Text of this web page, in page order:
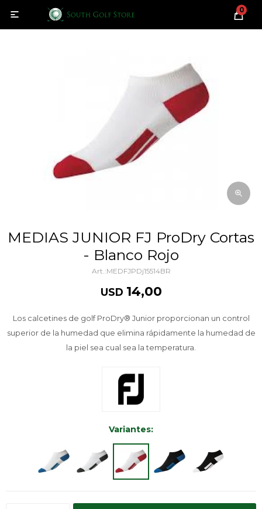
0

MEDIAS JUNIOR FJ ProDry Cortas
- Blanco Rojo
MEDFJPDj15514BR
USD 14,00
Los calcetines de golf ProDry® Junior proporcionan un control
superior de la humedad que elimina rápidamente la humedad de
la piel sea cual sea la temperatura.
Variantes: